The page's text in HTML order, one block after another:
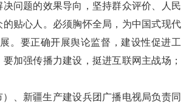
问题的效果导向，坚持群众评价、人民
贴心人。必须胸怀全局，为中国式现代
。要正确开展舆论监督，建设性促进工
加强传播力建设，挺进互联网主战场；
、新疆生产建设兵团广播电视局负责同